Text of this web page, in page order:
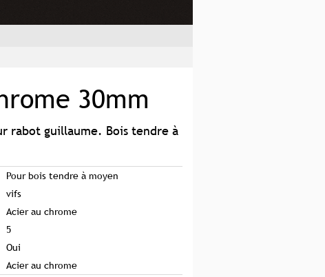
30mm
rabot guillaume. Bois tendre à
Pour bois tendre à moyen
vifs
Acier au chrome
5
Oui
Acier au chrome